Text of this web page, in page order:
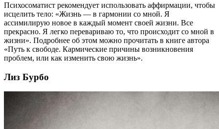
Психосоматист рекомендует использовать аффирмации, чтобы
исцелить тело: «Жизнь — в гармонии со мной. Я
ассимилирую новое в каждый момент своей жизни. Все
прекрасно. Я легко перевариваю то, что происходит со мной в
жизни». Подробнее об этом можно прочитать в книге автора
«Путь к свободе. Кармические причины возникновения
проблем, или как изменить свою жизнь».
Лиз Бурбо